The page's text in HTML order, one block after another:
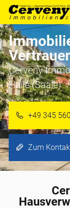
Cerveny
Halle (Saale)
+49 345
Zum